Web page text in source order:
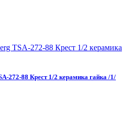
272-88 Крест 1/2 керамика гайка /1/